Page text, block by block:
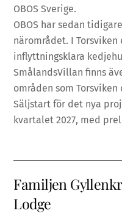
OBOS Sverige.
OBOS har sedan
närområdet. I
inflyttningsklara
SmålandsVillan finns
områden som Torsviken
Säljstart för det nya
kvartalet 2027, med
Familjen
Lodge